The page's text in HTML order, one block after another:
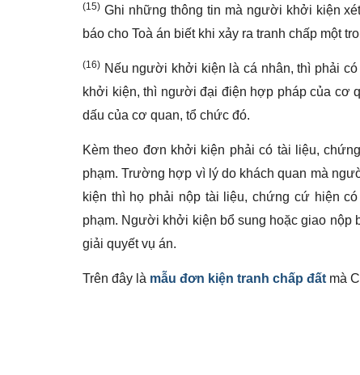
(15) Ghi những thông tin mà người khởi kiện
báo cho Toà án biết khi xảy ra tranh chấp một
(16) Nếu người khởi kiện là cá nhân, thì phải
khởi kiện, thì người đại điện hợp pháp của cơ
dấu của cơ quan, tổ chức đó.
Kèm theo đơn khởi kiện phải có tài liệu,
phạm. Trường hợp vì lý do khách quan mà
kiện thì họ phải nộp tài liệu, chứng cứ hiện
phạm. Người khởi kiện bổ sung hoặc giao nộp
giải quyết vụ án.
Trên đây là mẫu đơn kiện tranh chấp đất mà